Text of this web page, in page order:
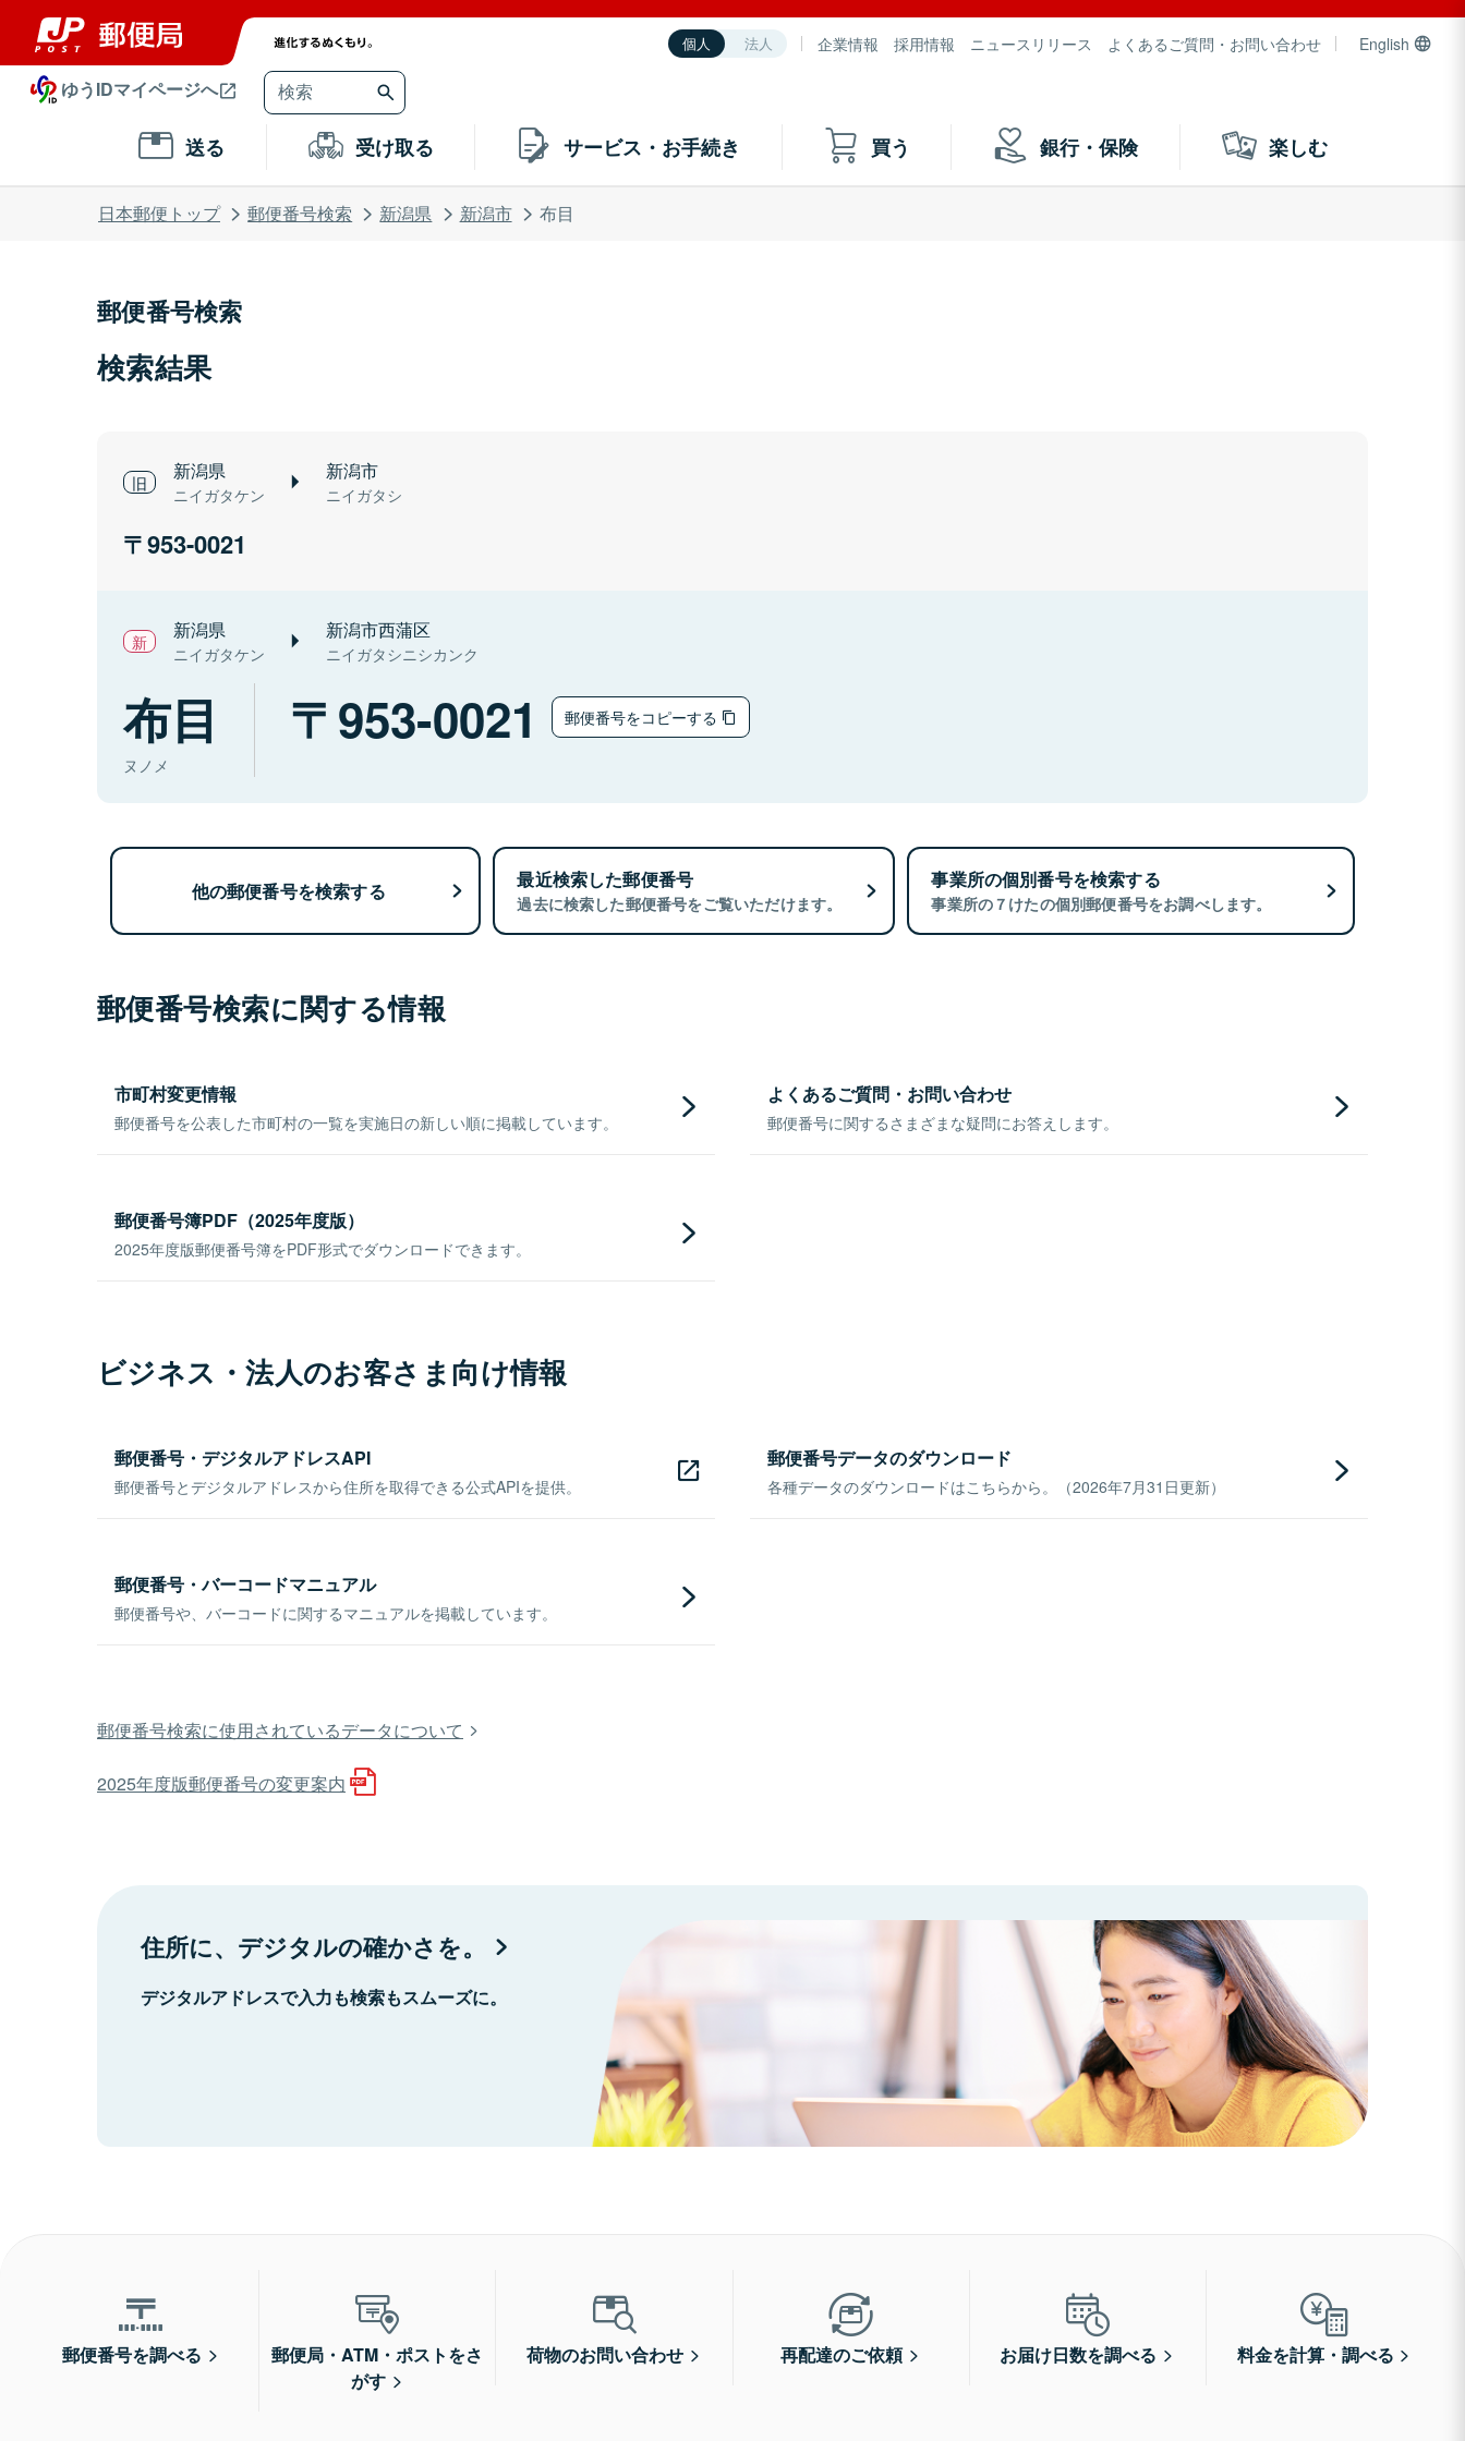
個人 法人 企業情報 採用情報 ニュースリリース よくあるご質問・お問い合わせ English
ゆうIDマイページへ
送る 受け取る サービス・お手続き 買う 銀行・保険 楽しむ
日本郵便トップ 郵便番号検索 新潟県 新潟市 布目
郵便番号検索
検索結果
新潟県
ニイガタケン
新潟市
ニイガタシ
953-0021
新潟県
ニイガタケン
新潟市西蒲区
ニイガタシニシカンク
布目
ヌノメ
953-0021 郵便番号をコピーする
他の郵便番号を検索する 最近検索した郵便番号
過去に検索した郵便番号をご覧いただけます。
事業所の個別番号を検索する
事業所の７けたの個別郵便番号をお調べします。
郵便番号検索に関する情報
市町村変更情報
郵便番号を公表した市町村の一覧を実施日の新しい順に掲載しています。
よくあるご質問・お問い合わせ
郵便番号に関するさまざまな疑問にお答えします。
郵便番号簿PDF（2025年度版）
2025年度版郵便番号簿をPDF形式でダウンロードできます。
ビジネス・法人のお客さま向け情報
郵便番号・デジタルアドレスAPI
郵便番号とデジタルアドレスから住所を取得できる公式APIを提供。
郵便番号データのダウンロード
各種データのダウンロードはこちらから。（2026年7月31日更新）
郵便番号・バーコードマニュアル
郵便番号や、バーコードに関するマニュアルを掲載しています。
郵便番号検索に使用されているデータについて
2025年度版郵便番号の変更案内
住所に、デジタルの確かさを。
デジタルアドレスで入力も検索もスムーズに。
郵便番号を調べる
郵便局・ATM・ポストをさ
がす
荷物のお問い合わせ 再配達のご依頼 お届け日数を調べる 料金を計算・調べる